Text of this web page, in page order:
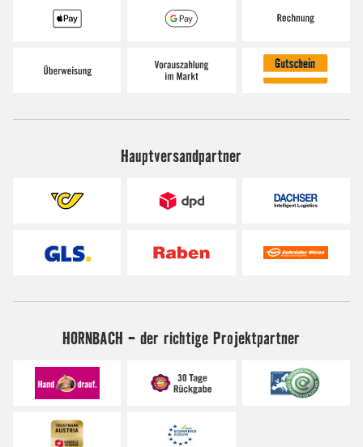
Hauptversandpartner
HORNBACH - der richtige Projektpartner